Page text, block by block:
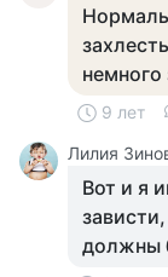
9 лет
Лилия
Вот и я
должны